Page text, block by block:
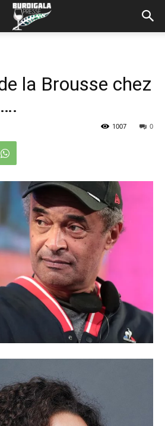
la Brousse chez
0
1007